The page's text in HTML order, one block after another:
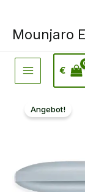
Mounjaro
€
Angebot!